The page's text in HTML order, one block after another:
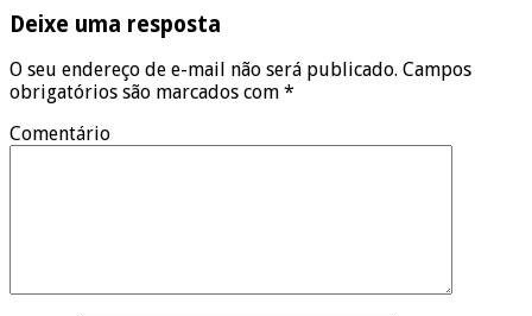
Deixe uma resposta
O seu endereço de e-mail não será publicado. Campos
obrigatórios são marcados com *
Comentário